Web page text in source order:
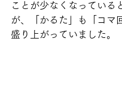
ことが少なくなっている
が、「かるた」も「コマ
盛り上がっていました。